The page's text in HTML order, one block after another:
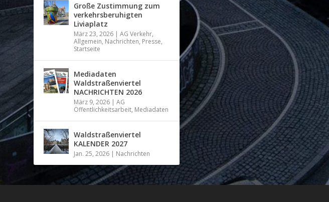
Große Zustimmung zum
verkehrsberuhigten
Liviaplatz
März 23, 2026 |AG Verkehr,
Allgemein, Nachrichten, Presse,
Startseite
Mediadaten
Waldstraßenviertel
NACHRICHTEN 2026
März 9, 2026 |AG
Öffentlichkeitsarbeit, Mediadaten
Waldstraßenviertel
KALENDER 2027
Jan. 25, 2026 | Nachrichten